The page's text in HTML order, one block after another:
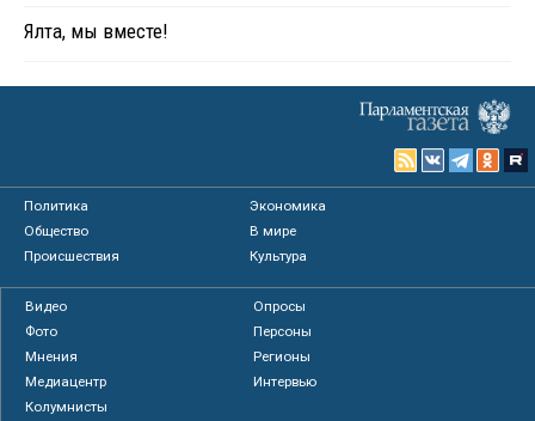
Ялта, мы вместе!
Политика
Экономика
Общество
В мире
Происшествия
Культура
Видео
Опросы
Фото
Персоны
Мнения
Регионы
Медиацентр
Интервью
Колумнисты